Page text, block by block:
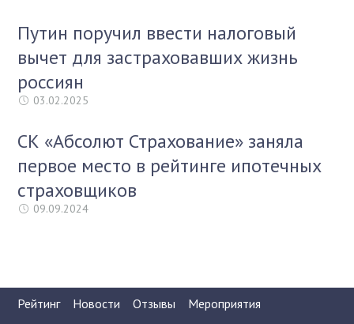
Путин поручил ввести налоговый
вычет для застраховавших жизнь
россиян
03.02.2025
СК «Абсолют Страхование» заняла
первое место в рейтинге ипотечных
страховщиков
09.09.2024
Рейтинг Новости Отзывы
Мероприятия